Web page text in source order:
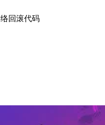
络回滚代码